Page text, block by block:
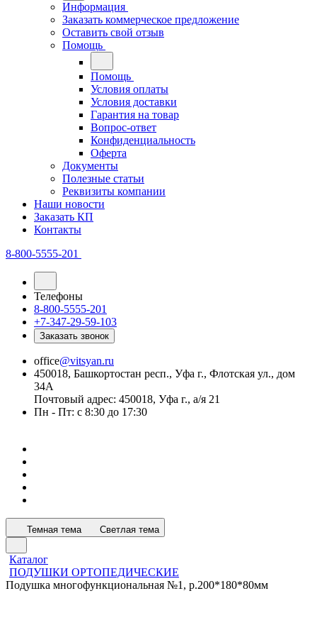
Информация
Заказать коммерческое предложение
Оставить свой отзыв
Помощь
Помощь
Условия оплаты
Условия доставки
Гарантия на товар
Вопрос-ответ
Конфиденциальность
Оферта
Документы
Полезные статьи
Реквизиты компании
Наши новости
Заказать КП
Контакты
8-800-5555-201
Телефоны
8-800-5555-201
+7-347-29-59-103
Заказать звонок
office@vitsyan.ru
450018, Башкортостан респ., Уфа г., Флотская ул., дом
34А
Почтовый адрес: 450018, Уфа г., а/я 21
Пн - Пт: с 8:30 до 17:30
Темная тема Светлая тема
Каталог
ПОДУШКИ ОРТОПЕДИЧЕСКИЕ
Подушка многофункциональная №1, р.200*180*80мм